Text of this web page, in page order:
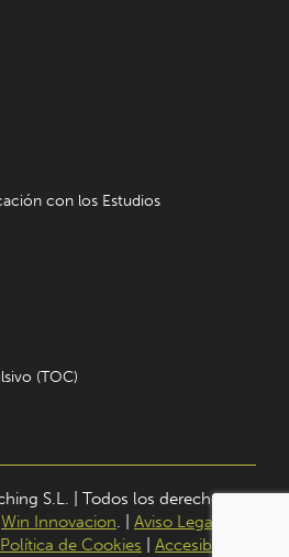
con los Estudios
(TOC)
S.L. | Todos los derechos
Win Innovacion. | Aviso Legal
Política de Cookies Accesibilidad